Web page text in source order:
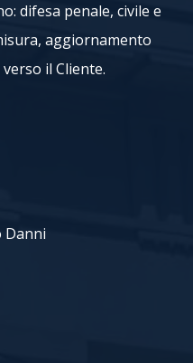
difesa penale, civile e
aggiornamento
il Cliente.
Danni